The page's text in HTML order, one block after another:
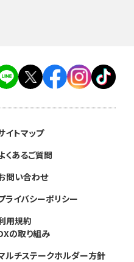
イトマップ
くあるご質問
問い合わせ
ライバシーポリシー
用規約
の取り組み
ルチステークホルダー方針